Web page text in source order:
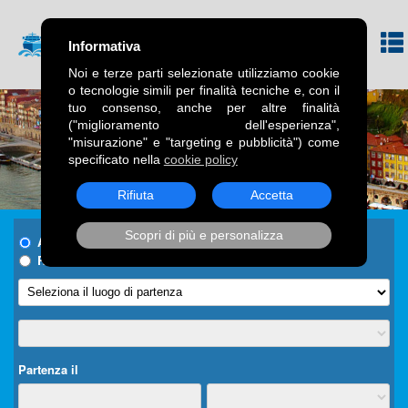
Informativa
Noi e terze parti selezionate utilizziamo cookie
o tecnologie simili per finalità tecniche e, con il
tuo consenso, anche per altre finalità
("miglioramento dell'esperienza",
"misurazione" e "targeting e pubblicità") come
specificato nella cookie policy
Rifiuta Accetta
Scopri di più e personalizza